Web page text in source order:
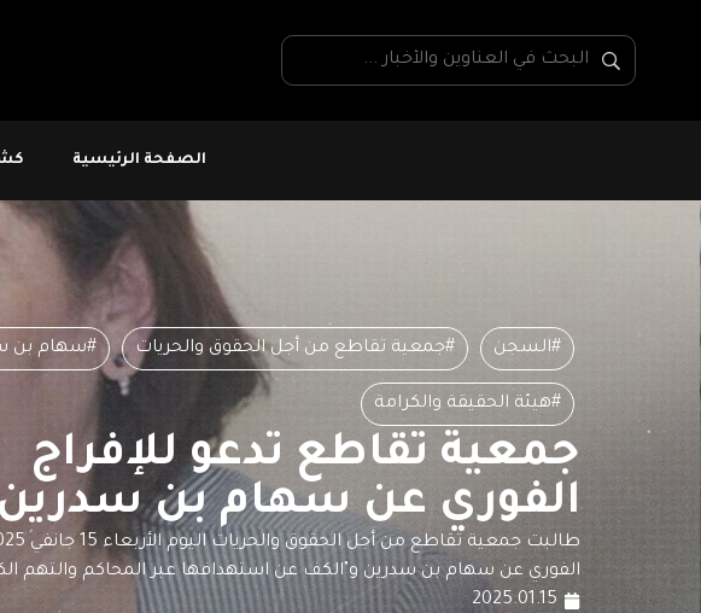
الصفحة الرئيسية
#السجن #جمعية تقاطع من أجل الحقوق والحريات #سهام بن
#هيئة الحقيقة والكرامة
جمعية تقاطع تدعو للإفراج
الفوري عن سهام بن سدرين
الفوري عن سهام بن سدرين و"الكف عن استهدافها عبر المحاكم والتهم
2025.01.15